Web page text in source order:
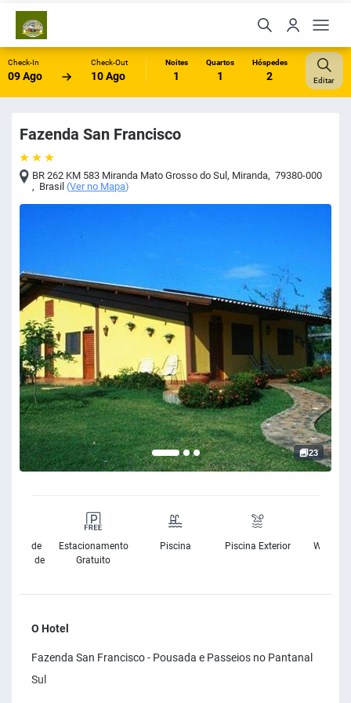
Check-In
09 Ago
Check-Out
10 Ago
Noites
1
Quartos
1
Hóspedes
2 Editar
Fazenda San Francisco
BR 262 KM 583 Miranda Mato Grosso do Sul, Miranda, 79380-000
, Brasil (Ver no Mapa)
23
de
Estacionamento
Gratuito
Piscina Piscina Exterior Wifi
O Hotel
Fazenda San Francisco - Pousada e Passeios no Pantanal
Sul